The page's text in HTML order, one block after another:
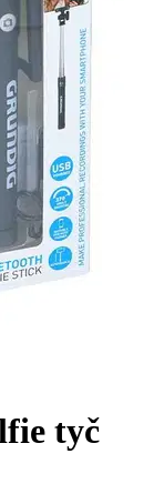
tyč